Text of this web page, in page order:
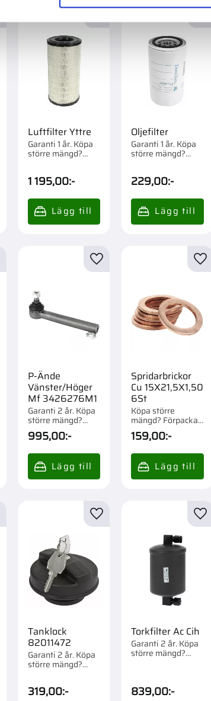
till i favoriter
Luftfilter Yttre
Garanti 1 år. Köpa
större mängd?
1 195,00:-
Lägg till i favoriter
Oljefilter
Garanti 1 år. Köpa
större mängd?
229,00:-
till i favoriter
P-Ände
Vänster/Höger
Mf 3426276M1
Garanti 2 år. Köpa
större mängd?
Förpackad om 1 st.
995,00:-
Lägg till i favoriter
Spridarbrickor
Cu 15X21,5X1,50
6St
Köpa större
mängd? Förpackad
om 1 st.
159,00:-
till i favoriter
Tanklock
82011472
Garanti 2 år. Köpa
större mängd?
319,00:-
Lägg till i favoriter
Torkfilter Ac Cih
Garanti 2 år. Köpa
större mängd?
839,00:-